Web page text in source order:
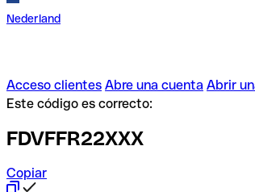
Nederland
Acceso clientes Abre una cuenta Abrir
Este código es correcto:
FDVFFR22XXX
Copiar